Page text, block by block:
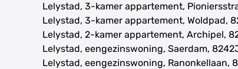
Lelystad, 3-kamer appartement,
Lelystad, 3-kamer appartement, Woldpad,
Lelystad, 2-kamer appartement, Archipel,
Lelystad, eengezinswoning, Saerdam,
Lelystad, eengezinswoning, Ranonkellaan,